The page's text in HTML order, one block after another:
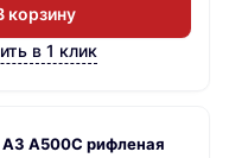
корзину
в 1 клик
А500С рифленая